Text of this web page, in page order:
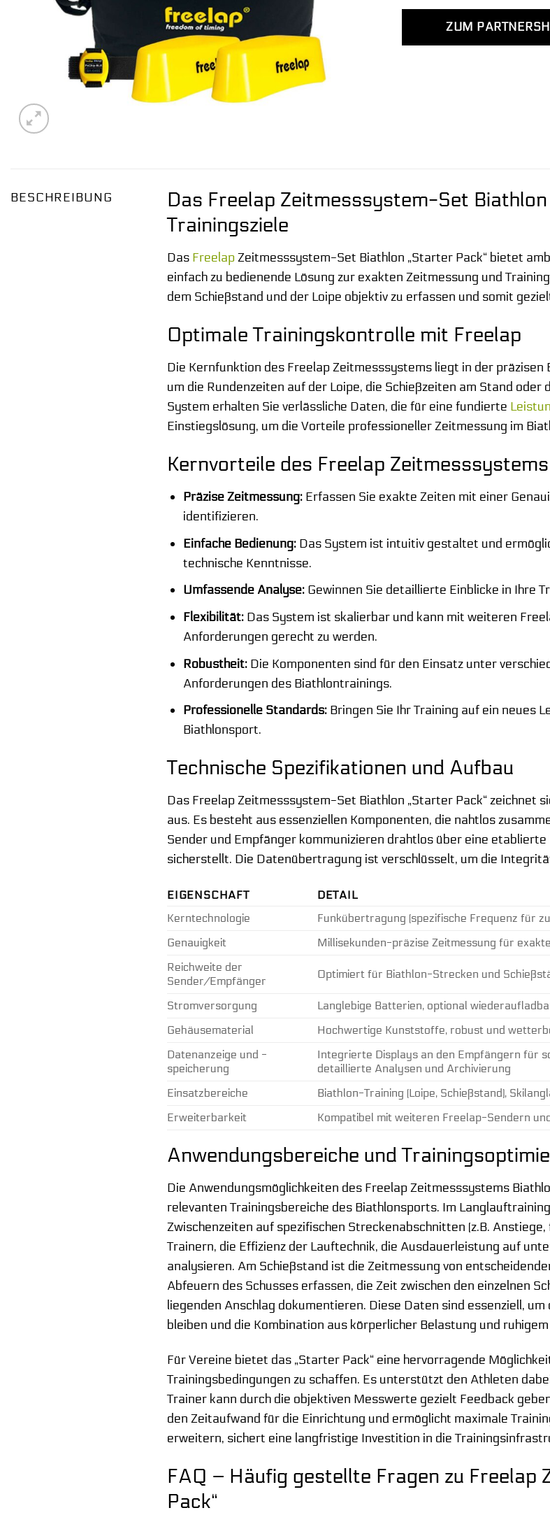
ZUM
BESCHREIBUNG
Das Freelap Zeitmesssystem-Set
Trainingsziele
Das Freelap Zeitmesssystem-Set Biathlon „Starter Pack“ bietet
einfach zu bedienende Lösung zur exakten Zeitmessung und
dem Schießstand und der Loipe objektiv zu erfassen und somit
Optimale Trainingskontrolle mit Freelap
Die Kernfunktion des Freelap Zeitmesssystems liegt in der
um die Rundenzeiten auf der Loipe, die Schießzeiten am Stand
System erhalten Sie verlässliche Daten, die für eine fundierte
Einstiegslösung, um die Vorteile professioneller Zeitmessung im
Kernvorteile des Freelap
Präzise Zeitmessung:Erfassen Sie exakte Zeiten mit einer
identifizieren.
Einfache Bedienung:Das System ist intuitiv gestaltet und
technische Kenntnisse.
Umfassende Analyse:Gewinnen Sie detaillierte Einblicke in Ihre
Flexibilität:Das System ist skalierbar und kann mit weiteren
Anforderungen gerecht zu werden.
Robustheit:Die Komponenten sind für den Einsatz unter
Anforderungen des Biathlontrainings.
Professionelle Standards:Bringen Sie Ihr Training auf ein neues
Biathlonsport.
Technische Spezifikationen und Aufbau
Das Freelap Zeitmesssystem-Set Biathlon „Starter Pack“ zeichnet
aus. Es besteht aus essenziellen Komponenten, die nahtlos
Sender und Empfänger kommunizieren drahtlos über eine
sicherstellt. Die Datenübertragung ist verschlüsselt, um die
EIGENSCHAFT
DETAIL
Kerntechnologie
Funkübertragung (spezifische Frequenz für
Genauigkeit
Millisekunden-präzise Zeitmessung für
Reichweite der
Sender/Empfänger
Optimiert für Biathlon-Strecken und
Stromversorgung
Langlebige Batterien, optional
Gehäusematerial
Hochwertige Kunststoffe, robust und
Datenanzeige und -
speicherung
Integrierte Displays an den Empfängern für
detaillierte Analysen und Archivierung
Einsatzbereiche
Biathlon-Training (Loipe, Schießstand),
Erweiterbarkeit
Kompatibel mit weiteren Freelap-Sendern
Anwendungsbereiche und
Die Anwendungsmöglichkeiten des Freelap Zeitmesssystems
relevanten Trainingsbereiche des Biathlonsports. Im
Zwischenzeiten auf spezifischen Streckenabschnitten (z.B.
Trainern, die Effizienz der Lauftechnik, die Ausdauerleistung auf
analysieren. Am Schießstand ist die Zeitmessung von
Abfeuern des Schusses erfassen, die Zeit zwischen den einzelnen
liegenden Anschlag dokumentieren. Diese Daten sind essenziell,
bleiben und die Kombination aus körperlicher Belastung und
Für Vereine bietet das „Starter Pack“ eine hervorragende
Trainingsbedingungen zu schaffen. Es unterstützt den Athleten
Trainer kann durch die objektiven Messwerte gezielt Feedback
den Zeitaufwand für die Einrichtung und ermöglicht maximale
erweitern, sichert eine langfristige Investition in die
FAQ – Häufig gestellte Fragen zu
Pack“